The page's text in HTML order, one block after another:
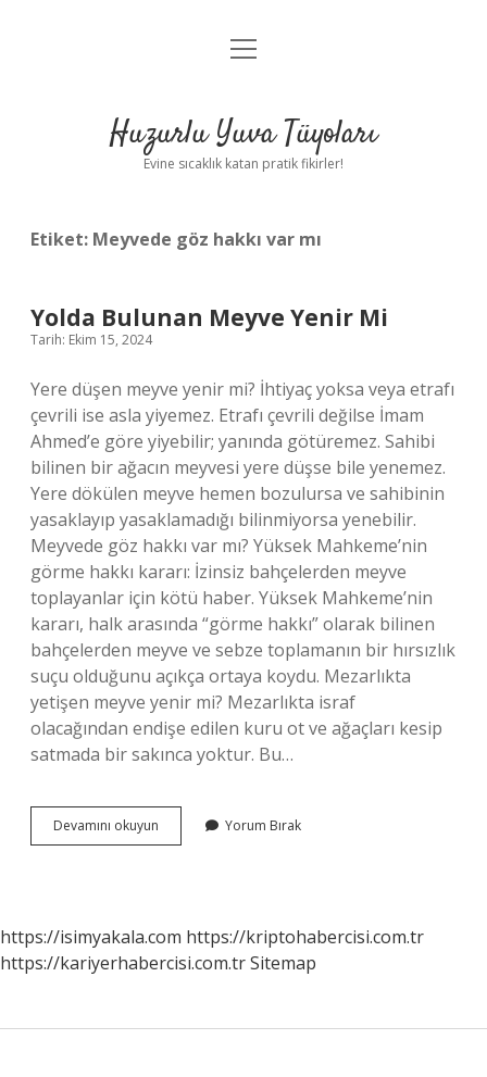
Anasayfa
Yasal Uyarı
menüyü
Huzurlu Yuva Tüyoları
Evine sıcaklık katan pratik fikirler!
Etiket: Meyvede göz hakkı var mı
Yolda Bulunan Meyve Yenir Mi
Tarih: Ekim 15, 2024
Yere düşen meyve yenir mi? İhtiyaç yoksa veya etrafı
çevrili ise asla yiyemez. Etrafı çevrili değilse İmam
Ahmed’e göre yiyebilir; yanında götüremez. Sahibi
bilinen bir ağacın meyvesi yere düşse bile yenemez.
Yere dökülen meyve hemen bozulursa ve sahibinin
yasaklayıp yasaklamadığı bilinmiyorsa yenebilir.
Meyvede göz hakkı var mı? Yüksek Mahkeme’nin
görme hakkı kararı: İzinsiz bahçelerden meyve
toplayanlar için kötü haber. Yüksek Mahkeme’nin
kararı, halk arasında “görme hakkı” olarak bilinen
bahçelerden meyve ve sebze toplamanın bir hırsızlık
suçu olduğunu açıkça ortaya koydu. Mezarlıkta
yetişen meyve yenir mi? Mezarlıkta israf
olacağından endişe edilen kuru ot ve ağaçları kesip
satmada bir sakınca yoktur. Bu…
Devamını okuyun
Bulunan
Yorum Bırak
https://isimyakala.com https://kriptohabercisi.com.tr
https://kariyerhabercisi.com.trSitemap